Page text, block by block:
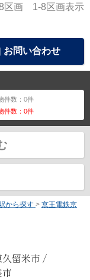
区画 1-8区画表示
お問い合わせ
件数：0件
件数：0件
から探す > 京王電鉄京
久留米市 /